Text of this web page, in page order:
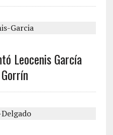
Leocenis García